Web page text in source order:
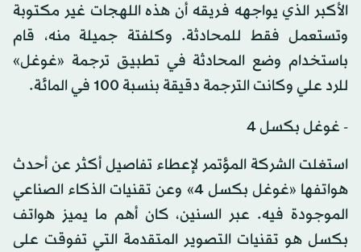
الأكبر الذي يواجهه فريقه أن هذه اللهجات غير مكتوبة
وتستعمل فقط للمحادثة. وكلفتة جميلة منه، قام
باستخدام وضع المحادثة في تطبيق ترجمة «غوغل»
للرد علي وكانت الترجمة دقيقة بنسبة 100 في المائة.
- غوغل بكسل 4
استغلت الشركة المؤتمر لإعطاء تفاصيل أكثر عن أحدث
هواتفها «غوغل بكسل 4» وعن تقنيات الذكاء الصناعي
الموجودة فيه. عبر السنين، كان أهم ما يميز هواتف
بكسل هو تقنيات التصوير المتقدمة التي تفوقت على